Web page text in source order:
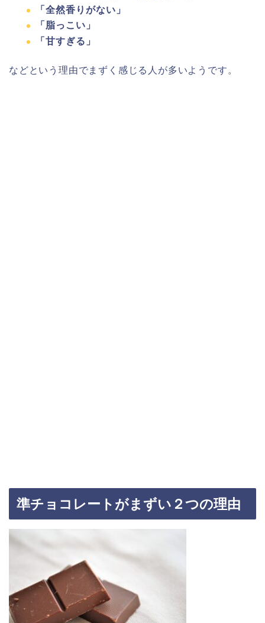
「全然香りがない」
「脂っこい」
「甘すぎる」
などという理由でまずく感じる人が多いようです。
準チョコレートがまずい２つの理由